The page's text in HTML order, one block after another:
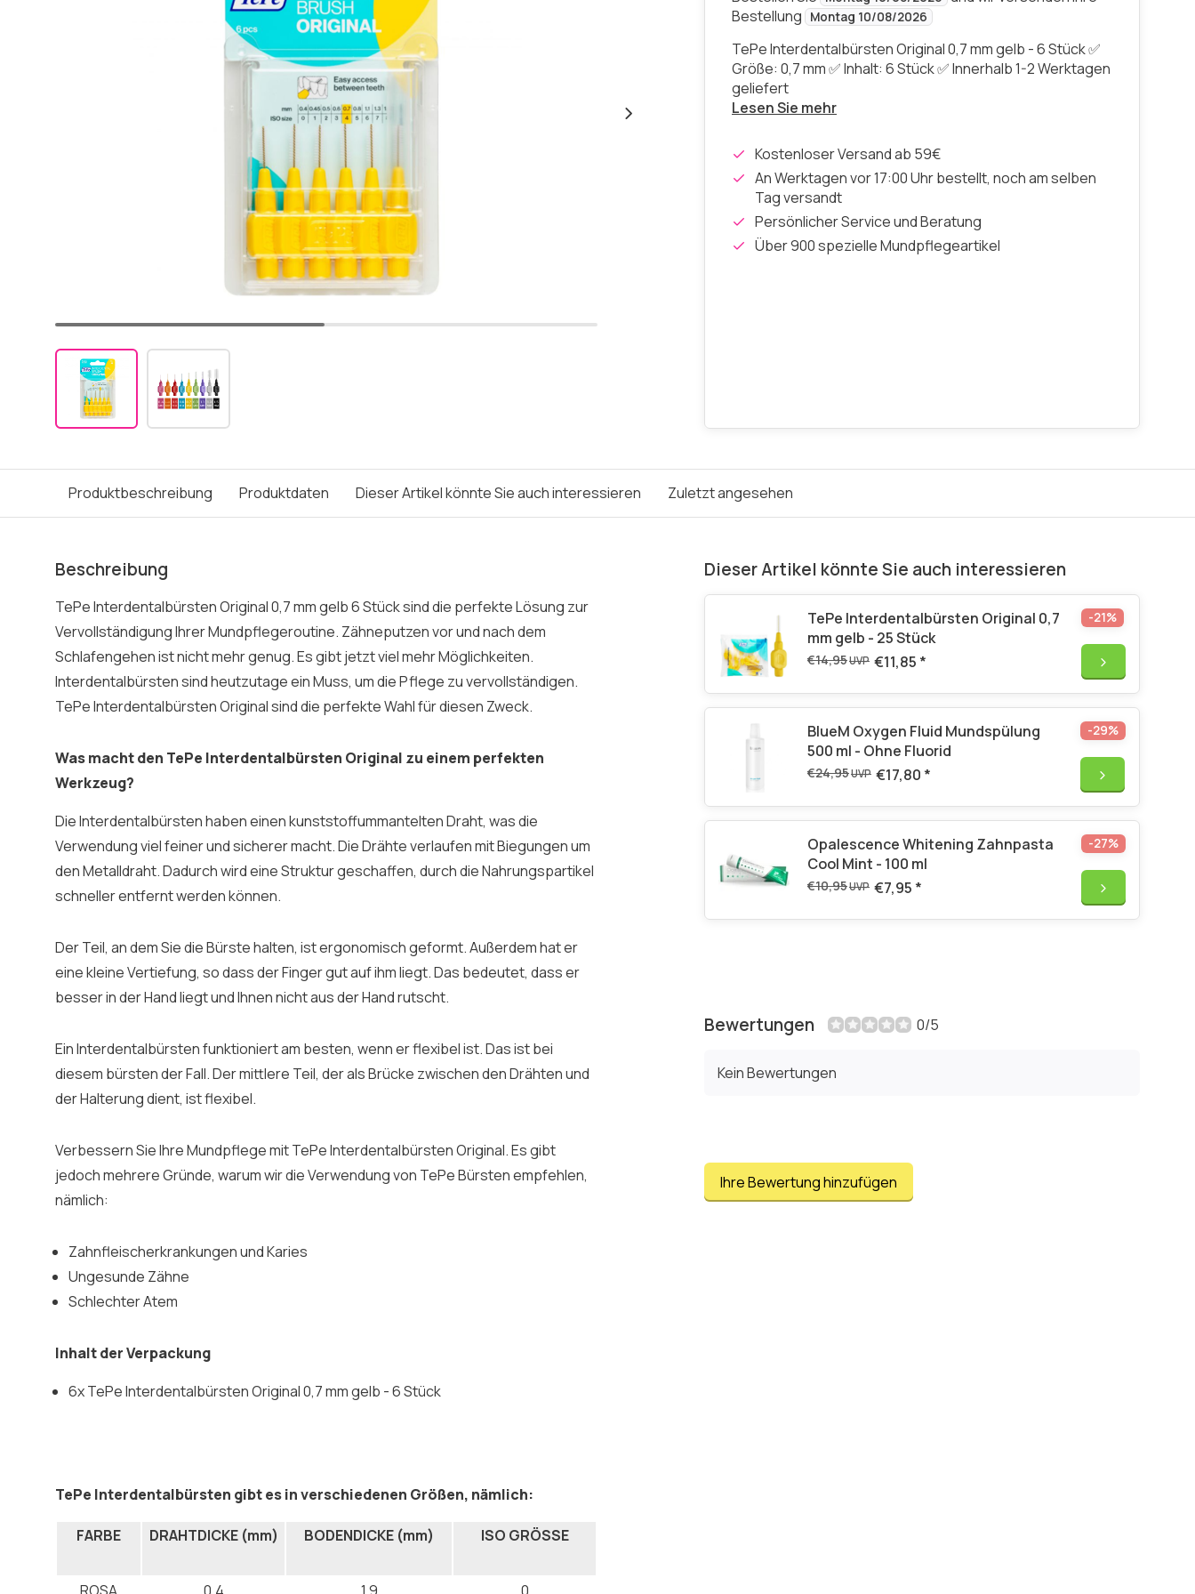
Bestellung
Montag 10/08/2026
TePe Interdentalbürsten Original 0,7 mm gelb - 6 Stück ✅
Größe: 0,7 mm ✅ Inhalt: 6 Stück ✅ Innerhalb 1-2 Werktagen
geliefert
Lesen Sie mehr
Kostenloser Versand ab 59€
An Werktagen vor 17:00 Uhr bestellt, noch am selben
Tag versandt
Persönlicher Service und Beratung
Über 900 spezielle Mundpflegeartikel
Produktbeschreibung Produktdaten Dieser Artikel könnte Sie auch interessieren Zuletzt angesehen
Beschreibung
TePe Interdentalbürsten Original 0,7 mm gelb 6 Stück sind die perfekte Lösung zur
Vervollständigung Ihrer Mundpflegeroutine. Zähneputzen vor und nach dem
Schlafengehen ist nicht mehr genug. Es gibt jetzt viel mehr Möglichkeiten.
Interdentalbürsten sind heutzutage ein Muss, um die Pflege zu vervollständigen.
TePe Interdentalbürsten Original sind die perfekte Wahl für diesen Zweck.
Was macht den TePe Interdentalbürsten Original zu einem perfekten
Werkzeug?
Die Interdentalbürsten haben einen kunststoffummantelten Draht, was die
Verwendung viel feiner und sicherer macht. Die Drähte verlaufen mit Biegungen um
den Metalldraht. Dadurch wird eine Struktur geschaffen, durch die Nahrungspartikel
schneller entfernt werden können.
Der Teil, an dem Sie die Bürste halten, ist ergonomisch geformt. Außerdem hat er
eine kleine Vertiefung, so dass der Finger gut auf ihm liegt. Das bedeutet, dass er
besser in der Hand liegt und Ihnen nicht aus der Hand rutscht.
Ein Interdentalbürsten funktioniert am besten, wenn er flexibel ist. Das ist bei
diesem bürsten der Fall. Der mittlere Teil, der als Brücke zwischen den Drähten und
der Halterung dient, ist flexibel.
Verbessern Sie Ihre Mundpflege mit TePe Interdentalbürsten Original. Es gibt
jedoch mehrere Gründe, warum wir die Verwendung von TePe Bürsten empfehlen,
nämlich:
Zahnfleischerkrankungen und Karies
Ungesunde Zähne
Schlechter Atem
Inhalt der Verpackung
6x TePe Interdentalbürsten Original 0,7 mm gelb - 6 Stück
TePe Interdentalbürsten gibt es in verschiedenen Größen, nämlich:
FARBE DRAHTDICKE (mm) BODENDICKE (mm) ISO GRÖSSE
Dieser Artikel könnte Sie auch interessieren
TePe Interdentalbürsten Original 0,7
mm gelb - 25 Stück
€14,95UVP €11,85 *
-21%
BlueM Oxygen Fluid Mundspülung
500 ml - Ohne Fluorid
€24,95UVP €17,80 *
-29%
Opalescence Whitening Zahnpasta
Cool Mint - 100 ml
€10,95UVP €7,95 *
-27%
Bewertungen 0/5
Kein Bewertungen
Ihre Bewertung hinzufügen